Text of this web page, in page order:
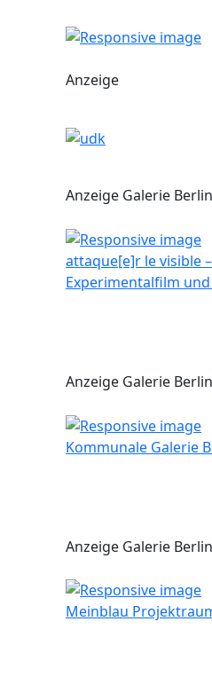
Anzeige
Anzeige Galerie Berlin
attaque[e]r le visible
Experimentalfilm
Anzeige Galerie Berlin
Kommunale Galerie
Anzeige Galerie Berlin
Meinblau